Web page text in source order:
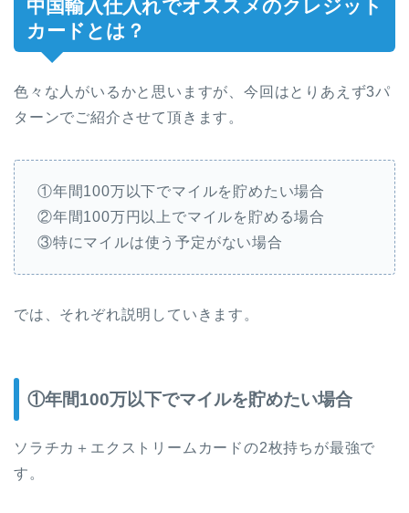
中国輸入仕入れでオススメのクレジット
カードとは？
色々な人がいるかと思いますが、今回はとりあえず3パ
ターンでご紹介させて頂きます。
①年間100万以下でマイルを貯めたい場合
②年間100万円以上でマイルを貯める場合
③特にマイルは使う予定がない場合
では、それぞれ説明していきます。
①年間100万以下でマイルを貯めたい場合
ソラチカ＋エクストリームカードの2枚持ちが最強で
す。